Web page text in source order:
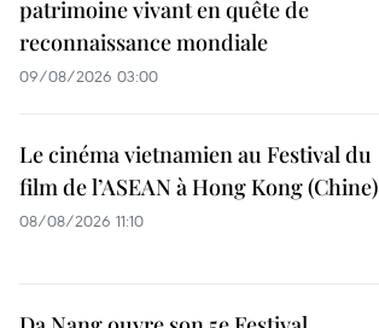
patrimoine vivant en quête de
reconnaissance mondiale
09/08/2026 03:00
Le cinéma vietnamien au Festival du
film de l’ASEAN à Hong Kong (Chine)
08/08/2026 11:10